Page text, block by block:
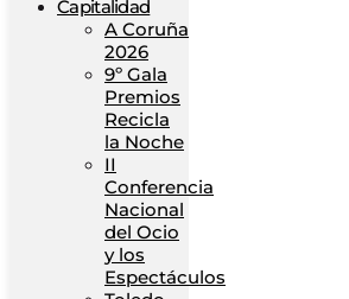
Capitalidad
A Coruña
2026
9º Gala
Premios
Recicla
la Noche
II
Conferencia
Nacional
del Ocio
y los
Espectáculos